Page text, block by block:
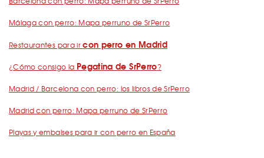
Málaga con perro: Mapa perruno de SrPerro
Restaurantes para ircon perro en Madrid
¿Cómo consigo la Pegatina de SrPerro?
Madrid / Barcelona con perro: los libros de SrPerro
Madrid con perro: Mapa perruno de SrPerro
Playas y embalses para ir con perro en España